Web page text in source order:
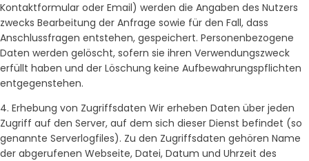
Kontaktformular oder Email) werden die Angaben des Nutzers
zwecks Bearbeitung der Anfrage sowie für den Fall, dass
Anschlussfragen entstehen, gespeichert. Personenbezogene
Daten werden gelöscht, sofern sie ihren Verwendungszweck
erfüllt haben und der Löschung keine Aufbewahrungspflichten
entgegenstehen.
4. Erhebung von Zugriffsdaten Wir erheben Daten über jeden
Zugriff auf den Server, auf dem sich dieser Dienst befindet (so
genannte Serverlogfiles). Zu den Zugriffsdaten gehören Name
der abgerufenen Webseite, Datei, Datum und Uhrzeit des